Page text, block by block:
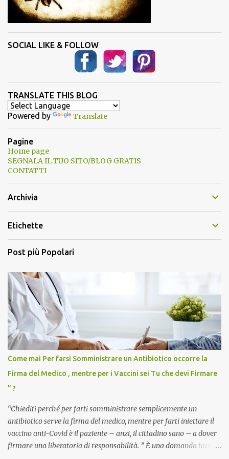
SOCIAL LIKE & FOLLOW
TRANSLATE THIS BLOG
Powered by Translate
Pagine
Home page
SEGNALA IL TUO SITO/BLOG GRATIS
CONTATTI
Archivia
Etichette
Post più Popolari
Come mai Per farsi Somministrare un Antibiotico occorre la
Firma del Medico , mentre per i Vaccini sei Tu che devi Firmare
” ?
“Chiediti perché per farti somministrare semplicemente un
antibiotico serve la firma del medico, mentre per farti iniettare il
vaccino anti-Covid è il paziente – anzi, il cittadino sano – a dover
firmare una liberatoria di responsabilità. ” È una domanda tanto